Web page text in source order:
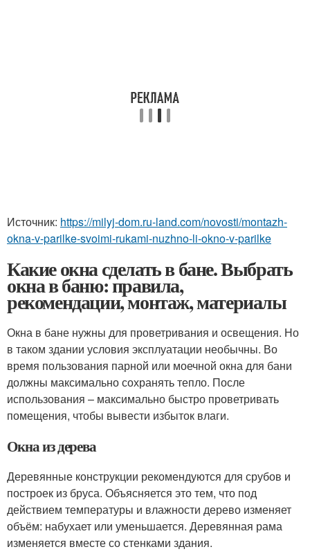
Источник: https://milyj-dom.ru-land.com/novosti/montazh-
okna-v-parilke-svoimi-rukami-nuzhno-li-okno-v-parilke
Какие окна сделать в бане. Выбрать
окна в баню: правила,
рекомендации, монтаж, материалы
Окна в бане нужны для проветривания и освещения. Но
в таком здании условия эксплуатации необычны. Во
время пользования парной или моечной окна для бани
должны максимально сохранять тепло. После
использования – максимально быстро проветривать
помещения, чтобы вывести избыток влаги.
Окна из дерева
Деревянные конструкции рекомендуются для срубов и
построек из бруса. Объясняется это тем, что под
действием температуры и влажности дерево изменяет
объём: набухает или уменьшается. Деревянная рама
изменяется вместе со стенками здания.